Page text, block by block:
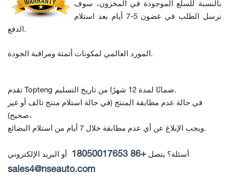
بالنسبة للسلع الموجودة في المخزون، سوف
نرسل الطلب في غضون 5-7 أيام بعد استلام
الدفع.
المورد العالمي لمكونات أتمتة ومراقبة الجودة.
تقدم Topteng ضمانًا لمدة 12 شهرًا من تاريخ التسليم.
في حالة عدم مطابقة المنتج (في حالة استلام منتج تالف أو غير
صحيح)،
ويجب الإبلاغ عن أي عدم مطابقة خلال 7 أيام من استلام البضائع.
أسئلة؟ يتصل +86 18050017653 أو البريد الإلكتروني
sales4@nseauto.com